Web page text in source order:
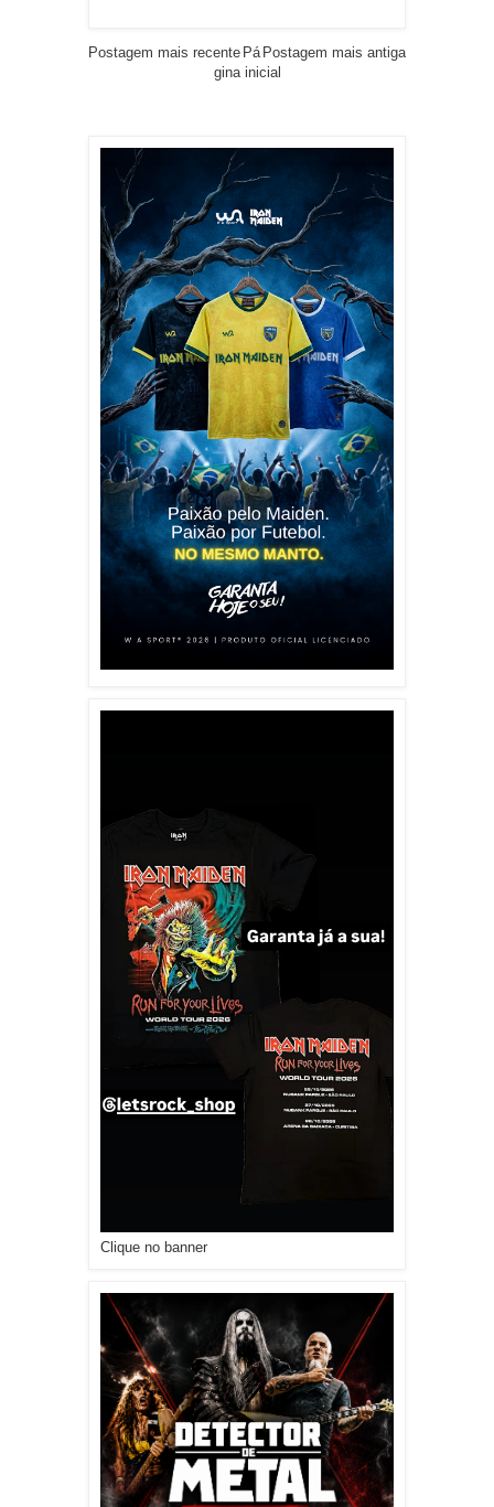
Postagem mais recente Postagem mais antiga
Pá
gina inicial
Clique no banner